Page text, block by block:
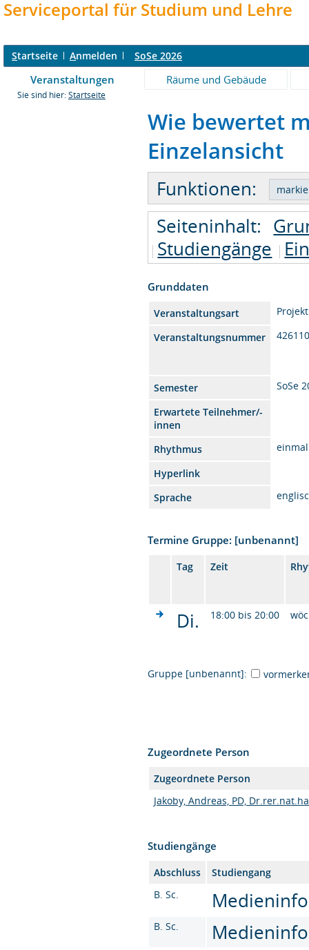
Serviceportal für Studium und Lehre
Startseite Anmelden SoSe 2026
Veranstaltungen Räume und Gebäude
Sie sind hier: Startseite
Wie bewertet
Einzelansicht
Funktionen:
Seiteninhalt:
Studiengänge
Grunddaten
Veranstaltungsart
Projekt
Veranstaltungsnummer
Semester
SoSe
Erwartete Teilnehmer/-
innen
Rhythmus
Hyperlink
Sprache
Termine Gruppe: [unbenannt]
Tag Zeit
Di. 18:00 bis 20:00
Gruppe [unbenannt]:
Zugeordnete Person
Zugeordnete Person
Jakoby, Andreas, PD,
Studiengänge
Abschluss
Studiengang
B. Sc.
B. Sc.